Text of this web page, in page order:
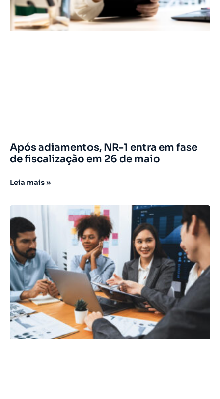
Após adiamentos, NR-1 entra em fase
de fiscalização em 26 de maio
Leia mais »